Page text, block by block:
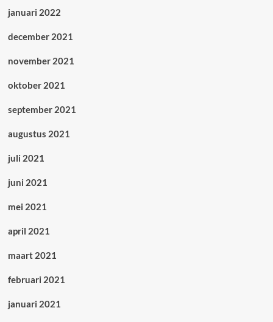
januari 2022
december 2021
november 2021
oktober 2021
september 2021
augustus 2021
juli 2021
juni 2021
mei 2021
april 2021
maart 2021
februari 2021
januari 2021